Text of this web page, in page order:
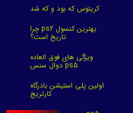
کریتوس که بود و که شد
چرا ps2 بهترین کنسول
تاریخ است؟
ویژگی های فوق العاده
دوال سنس ps5
اولین پلی استیشن بادرگاه
کارتریج